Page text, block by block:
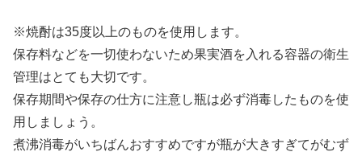
※焼酎は35度以上のものを使用します。
保存料などを一切使わないため果実酒を入れる容器の衛生
管理はとても大切です。
保存期間や保存の仕方に注意し瓶は必ず消毒したものを使
用しましょう。
煮沸消毒がいちばんおすすめですが瓶が大きすぎてがむず